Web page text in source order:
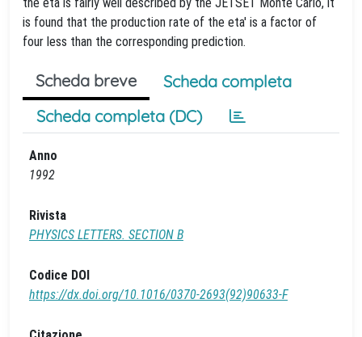
is found that the production rate of the eta' is a factor of
four less than the corresponding prediction.
Scheda breve
Scheda completa
Scheda completa (DC)
Anno
1992
Rivista
PHYSICS LETTERS. SECTION B
Codice DOI
https://dx.doi.org/10.1016/0370-2693(92)90633-F